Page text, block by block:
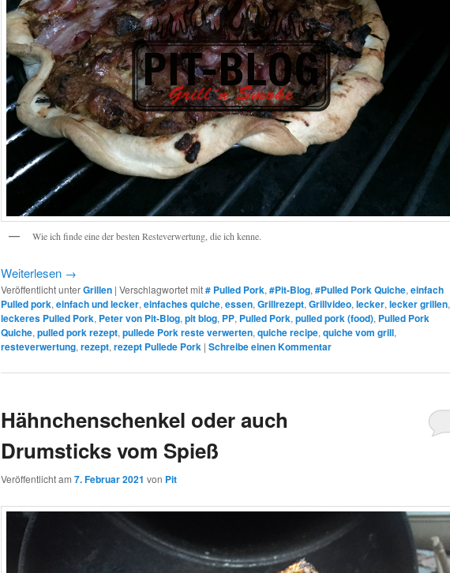
Wie ich finde eine der besten Resteverwertung, die ich kenne.
Weiterlesen →
Veröffentlicht unterGrillen | Verschlagwortet mit# Pulled Pork, #Pit-Blog, #Pulled Pork Quiche, einfach
Pulled pork, einfach und lecker, einfaches quiche, essen, Grillrezept, Grillvideo, lecker, lecker grillen,
leckeres Pulled Pork, Peter von Pit-Blog, pit blog, PP, Pulled Pork, pulled pork (food), Pulled Pork
Quiche, pulled pork rezept, pullede Pork reste verwerten, quiche recipe, quiche vom grill,
resteverwertung, rezept, rezept Pullede Pork | Schreibe einen Kommentar
Hähnchenschenkel oder auch
Drumsticks vom Spieß
Veröffentlicht am 7. Februar 2021 von Pit